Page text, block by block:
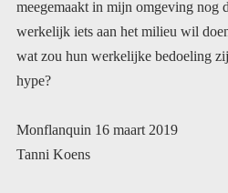
hype?
Monflanquin 16 maart 2019
Tanni Koens